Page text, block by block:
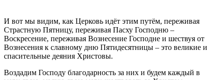
И вот мы видим, как Церковь идёт этим путём, переживая
Страстную Пятницу, переживая Пасху Господню –
Воскресение, переживая Вознесение Господне и шествуя от
Вознесения к славному дню Пятидесятницы – это великие и
спасительные деяния Христовы.
Воздадим Господу благодарность за них и будем каждый в